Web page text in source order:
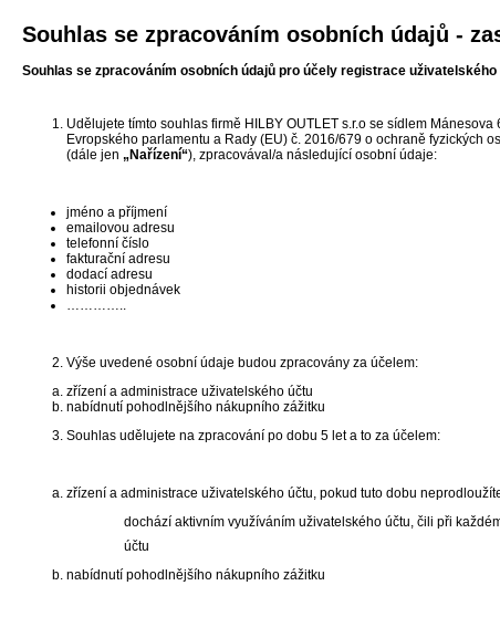
Souhlas se zpracováním osobních údajů -
Souhlas se zpracováním osobních údajů pro účely registrace uživatelského
Udělujete tímto souhlas firmě HILBY OUTLET s.r.o se sídlem
Evropského parlamentu a Rady (EU) č. 2016/679 o ochraně fyzických
(dále jen „Nařízení“), zpracovával/a následující osobní údaje:
jméno a příjmení
emailovou adresu
telefonní číslo
fakturační adresu
dodací adresu
historii objednávek
…………..
Výše uvedené osobní údaje budou zpracovány za účelem:
zřízení a administrace uživatelského účtu
nabídnutí pohodlnějšího nákupního zážitku
Souhlas udělujete na zpracování po dobu 5 let a to za účelem:
zřízení a administrace uživatelského účtu, pokud tuto dobu
dochází aktivním využíváním uživatelského účtu, čili při
účtu
nabídnutí pohodlnějšího nákupního zážitku